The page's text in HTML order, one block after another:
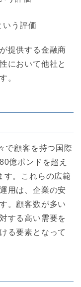
いう評価
提供する金融商
において他社と
。
で顧客を持つ国際
億ポンドを超え
す。これらの広範
用は、企業の安
。顧客数が多い
する高い需要を
る要素となって